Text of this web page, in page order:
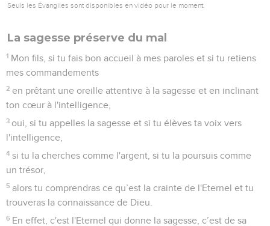
Seuls les Évangiles sont disponibles en vidéo pour le moment.
La sagesse préserve du mal
1 Mon fils, si tu fais bon accueil à mes paroles et si tu retiens
mes commandements
2 en prêtant une oreille attentive à la sagesse et en inclinant
ton cœur à l'intelligence,
3 oui, si tu appelles la sagesse et si tu élèves ta voix vers
l'intelligence,
4 si tu la cherches comme l'argent, si tu la poursuis comme
un trésor,
5 alors tu comprendras ce qu’est la crainte de l'Eternel et tu
trouveras la connaissance de Dieu.
6 En effet, c'est l'Eternel qui donne la sagesse, c’est de sa